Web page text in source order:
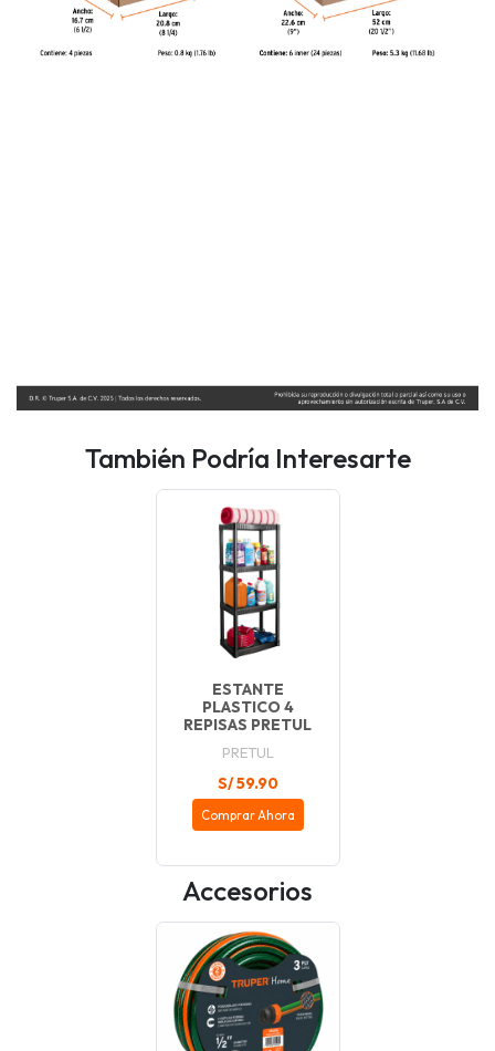
También Podría Interesarte
ESTANTE
PLASTICO 4
REPISAS PRETUL
PRETUL
S/ 59.90
Comprar Ahora
Accesorios